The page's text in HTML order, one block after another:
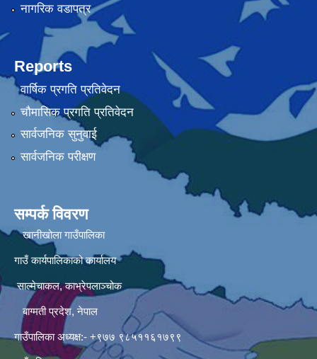
नागरिक वडापत्र
Reports
वार्षिक प्रगति प्रतिवेदन
चौमासिक प्रगति प्रतिवेदन
सार्वजनिक सुनुवाई
सार्वजनिक परीक्षण
सम्पर्क विवरण
खानीखोला गाउँपालिका
गाउँ कार्यपालिकाको कार्यालय
साल्मेचाकल, काभ्रेपलाञ्चोक
बाग्मती प्रदेश, नेपाल
गाउँपालिका अध्यक्ष:- +९७७ ९८५११६१७९९